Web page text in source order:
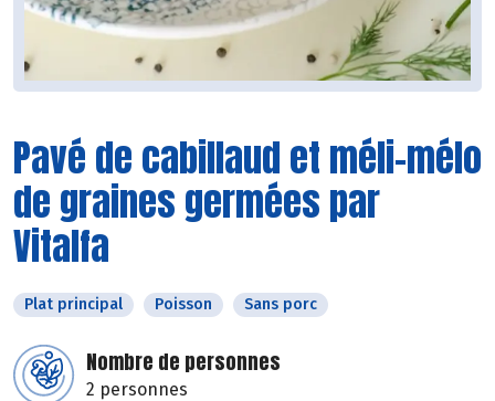
Pavé de cabillaud et méli-mélo
de graines germées par
Vitalfa
Plat principal Poisson Sans porc
Nombre de personnes
2 personnes